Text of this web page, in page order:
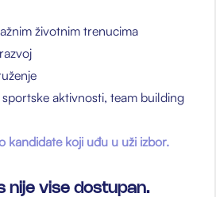
životnim trenucima
aktivnosti, team building
kandidate koji uđu u uži izbor.
nije vise dostupan.